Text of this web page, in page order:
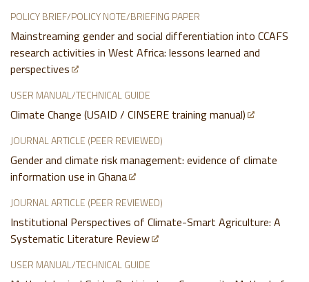
POLICY BRIEF/POLICY NOTE/BRIEFING PAPER
Mainstreaming gender and social differentiation into CCAFS
research activities in West Africa: lessons learned and
perspectives
USER MANUAL/TECHNICAL GUIDE
Climate Change (USAID / CINSERE training manual)
JOURNAL ARTICLE (PEER REVIEWED)
Gender and climate risk management: evidence of climate
information use in Ghana
JOURNAL ARTICLE (PEER REVIEWED)
Institutional Perspectives of Climate-Smart Agriculture: A
Systematic Literature Review
USER MANUAL/TECHNICAL GUIDE